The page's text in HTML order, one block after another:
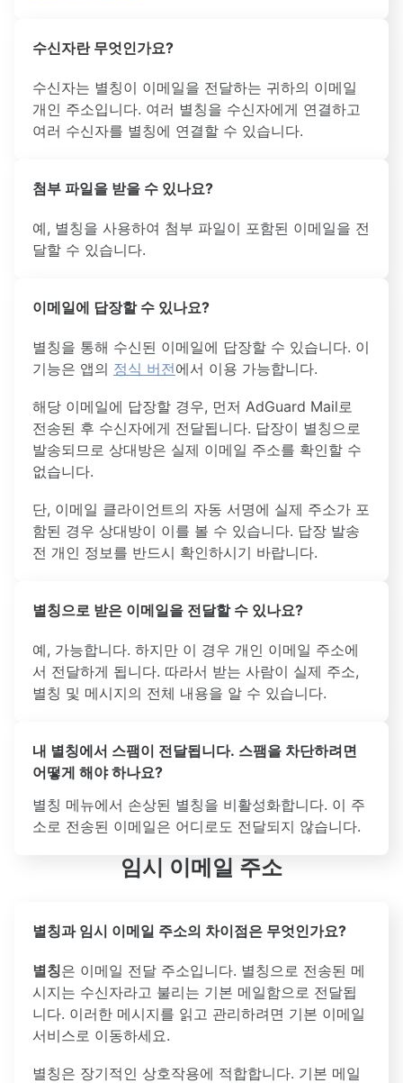
수신자란 무엇인가요?
수신자는 별칭이 이메일을 전달하는 귀하의 이메일
개인 주소입니다. 여러 별칭을 수신자에게 연결하고
여러 수신자를 별칭에 연결할 수 있습니다.
첨부 파일을 받을 수 있나요?
예, 별칭을 사용하여 첨부 파일이 포함된 이메일을 전
달할 수 있습니다.
이메일에 답장할 수 있나요?
별칭을 통해 수신된 이메일에 답장할 수 있습니다. 이
기능은 앱의 정식 버전에서 이용 가능합니다.
해당 이메일에 답장할 경우, 먼저 AdGuard Mail로
전송된 후 수신자에게 전달됩니다. 답장이 별칭으로
발송되므로 상대방은 실제 이메일 주소를 확인할 수
없습니다.
단, 이메일 클라이언트의 자동 서명에 실제 주소가 포
함된 경우 상대방이 이를 볼 수 있습니다. 답장 발송
전 개인 정보를 반드시 확인하시기 바랍니다.
별칭으로 받은 이메일을 전달할 수 있나요?
예, 가능합니다. 하지만 이 경우 개인 이메일 주소에
서 전달하게 됩니다. 따라서 받는 사람이 실제 주소,
별칭 및 메시지의 전체 내용을 알 수 있습니다.
내 별칭에서 스팸이 전달됩니다. 스팸을 차단하려면
어떻게 해야 하나요?
별칭 메뉴에서 손상된 별칭을 비활성화합니다. 이 주
소로 전송된 이메일은 어디로도 전달되지 않습니다.
임시 이메일 주소
별칭과 임시 이메일 주소의 차이점은 무엇인가요?
별칭은 이메일 전달 주소입니다. 별칭으로 전송된 메
시지는 수신자라고 불리는 기본 메일함으로 전달됩
니다. 이러한 메시지를 읽고 관리하려면 기본 이메일
서비스로 이동하세요.
별칭은 장기적인 상호작용에 적합합니다. 기본 메일